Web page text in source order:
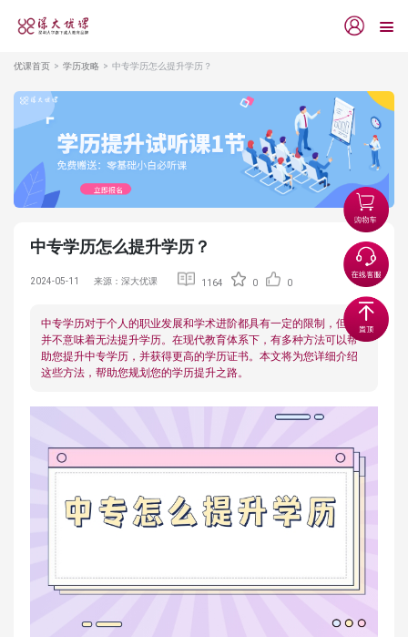
优课首页 学历攻略 中专学历怎么提升学历？
中专学历怎么提升学历？
2024-05-11 来源：深大优课 1164 0 0
中专学历对于个人的职业发展和学术进阶都具有一定的限制，但是
并不意味着无法提升学历。在现代教育体系下，有多种方法可以帮
助您提升中专学历，并获得更高的学历证书。本文将为您详细介绍
这些方法，帮助您规划您的学历提升之路。